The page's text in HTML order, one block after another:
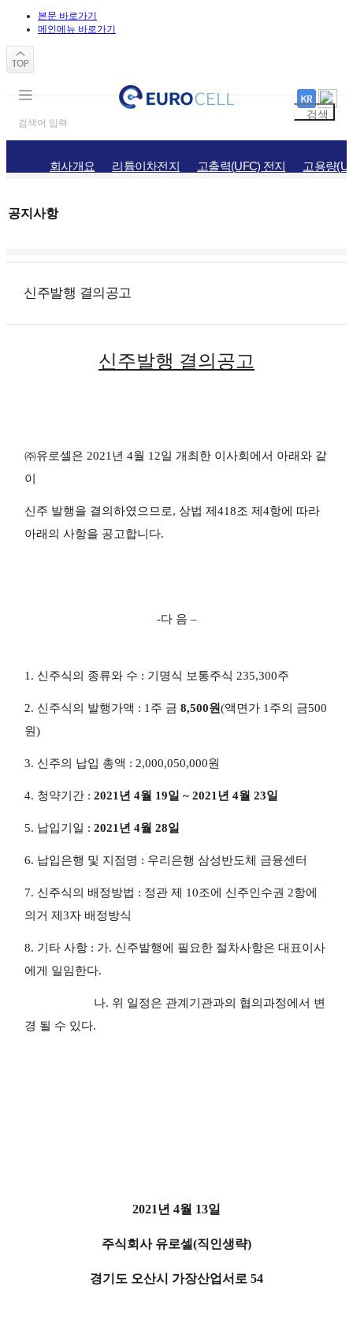
본문 바로가기
메인메뉴 바로가기
회사개요 리튬이차전지 고출력(UFC) 전지 고용량
공지사항
신주발행 결의공고
신주발행 결의공고
㈜유로셀은 2021년 4월 12일 개최한 이사회에서 아래와 같
이
신주 발행을 결의하였으므로, 상법 제418조 제4항에 따라
아래의 사항을 공고합니다.
-다 음 –
1. 신주식의 종류와 수 : 기명식 보통주식 235,300주
2. 신주식의 발행가액 : 1주 금 8,500원(액면가 1주의 금500
원)
3. 신주의 납입 총액 : 2,000,050,000원
4. 청약기간 : 2021년 4월 19일 ~ 2021년 4월 23일
5. 납입기일 : 2021년 4월 28일
6. 납입은행 및 지점명 : 우리은행 삼성반도체 금융센터
7. 신주식의 배정방법 : 정관 제 10조에 신주인수권 2항에
의거 제3자 배정방식
8. 기타 사항 : 가. 신주발행에 필요한 절차사항은 대표이사
에게 일임한다.
나. 위 일정은 관계기관과의 협의과정에서 변
경 될 수 있다.
2021년 4월 13일
주식회사 유로셀(직인생략)
경기도 오산시 가장산업서로 54